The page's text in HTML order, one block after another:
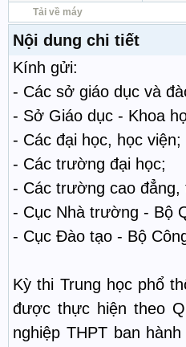
Tải về máy
Nội dung chi tiết
Kính gửi:
- Các sở giáo dục và
- Sở Giáo dục - Khoa
- Các đại học, học viện;
- Các trường đại học;
- Các trường cao đẳng,
- Cục Nhà trường - Bộ
- Cục Đào tạo - Bộ
Kỳ thi Trung học phổ
được thực hiện theo
nghiệp THPT ban